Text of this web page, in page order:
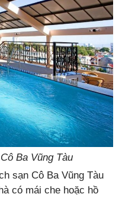
Ba Vũng Tàu
sạn Cô Ba Vũng Tàu
có mái che hoặc hồ